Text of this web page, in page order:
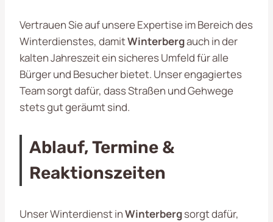
Vertrauen Sie auf unsere Expertise im Bereich des
Winterdienstes, damitWinterbergauch in der
kalten Jahreszeit ein sicheres Umfeld für alle
Bürger und Besucher bietet. Unser engagiertes
Team sorgt dafür, dass Straßen und Gehwege
stets gut geräumt sind.
Ablauf, Termine &
Reaktionszeiten
Unser Winterdienst inWinterbergsorgt dafür,